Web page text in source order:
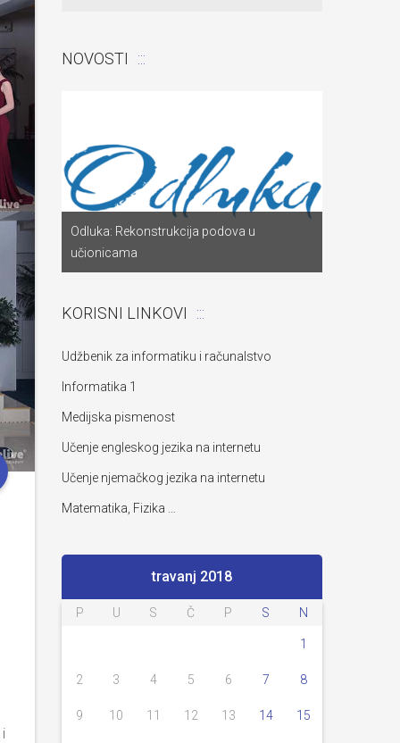
NOVOSTI
Odluka: Rekonstrukcija podova u
učionicama
Odluka: Poništava
KORISNI LINKOVI
Udžbenik za informatiku i računalstvo
Informatika 1
Medijska pismenost
Učenje engleskog jezika na internetu
Učenje njemačkog jezika na internetu
Matematika, Fizika …
travanj 2018
P U S Č P S N
1
2 3 4 5 6 7 8
9 10 11 12 13 14 15